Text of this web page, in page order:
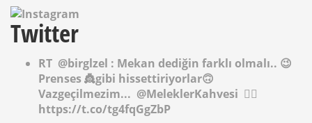
Twitter
RT @birglzel : Mekan dediğin farklı olmalı.. 😉
Prenses 👸gibi hissettiriyorlar🙃
Vazgeçilmezim... @MeleklerKahvesi ✌🏻
https://t.co/tg4fqGgZbP